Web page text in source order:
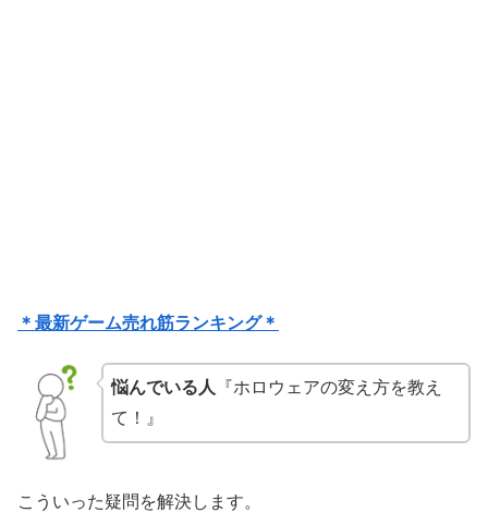
＊最新ゲーム売れ筋ランキング＊
悩んでいる人 『ホロウェアの変え方を教え
て！』
こういった疑問を解決します。